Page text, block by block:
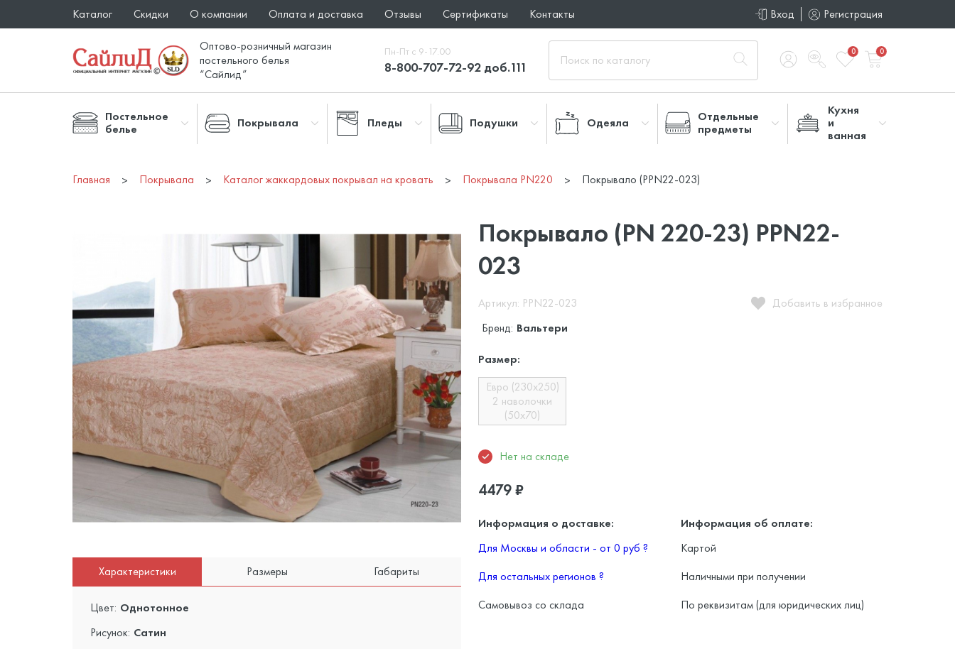
Каталог Скидки О компании Оплата и доставка Отзывы Сертификаты Контакты Вход Регистрация
Оптово-розничный магазин
постельного белья
“Сайлид”
Пн-Пт с 9-17.00
8-800-707-72-92 доб.111
0 0
Постельное
белье
Покрывала Пледы Подушки Одеяла
Отдельные
предметы
Кухня
и
ванная
Главная Покрывала Каталог жаккардовых покрывал на кровать Покрывала PN220 Покрывало (PPN22-023)
Характеристики Размеры Габариты
Цвет: Однотонное
Рисунок: Сатин
Покрывало (PN 220-23) PPN22-
023
Артикул: PPN22-023
Добавить в избранное
Бренд: Вальтери
Размер:
Евро (230х250)
2 наволочки
(50х70)
Нет на складе
4479₽
Информация о доставке:
Для Москвы и области - от 0 руб?
Для остальных регионов?
Самовывоз со склада
Информация об оплате:
Картой
Наличными при получении
По реквизитам (для юридических лиц)